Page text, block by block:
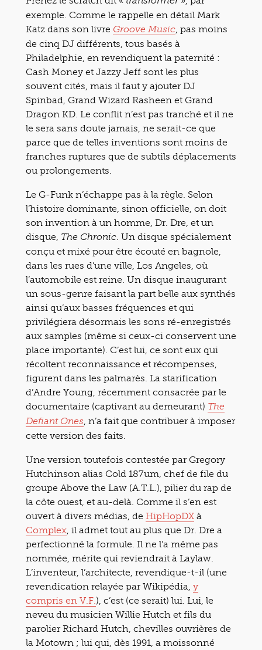
exemple. Comme le rappelle en détail Mark
Katz dans son livre Groove Music, pas moins
de cinq DJ différents, tous basés à
Philadelphie, en revendiquent la paternité :
Cash Money et Jazzy Jeff sont les plus
souvent cités, mais il faut y ajouter DJ
Spinbad, Grand Wizard Rasheen et Grand
Dragon KD. Le conflit n’est pas tranché et il ne
le sera sans doute jamais, ne serait-ce que
parce que de telles inventions sont moins de
franches ruptures que de subtils déplacements
ou prolongements.
Le G-Funk n’échappe pas à la règle. Selon
l’histoire dominante, sinon officielle, on doit
son invention à un homme, Dr. Dre, et un
disque, The Chronic. Un disque spécialement
conçu et mixé pour être écouté en bagnole,
dans les rues d’une ville, Los Angeles, où
l’automobile est reine. Un disque inaugurant
un sous-genre faisant la part belle aux synthés
ainsi qu’aux basses fréquences et qui
privilégiera désormais les sons ré-enregistrés
aux samples (même si ceux-ci conservent une
place importante). C’est lui, ce sont eux qui
récoltent reconnaissance et récompenses,
figurent dans les palmarès. La starification
d’Andre Young, récemment consacrée par le
documentaire (captivant au demeurant) The
Defiant Ones, n’a fait que contribuer à imposer
cette version des faits.
Une version toutefois contestée par Gregory
Hutchinson alias Cold 187um, chef de file du
groupe Above the Law (A.T.L.), pilier du rap de
la côte ouest, et au-delà. Comme il s’en est
ouvert à divers médias, de HipHopDX à
Complex, il admet tout au plus que Dr. Dre a
perfectionné la formule. Il ne l’a même pas
nommée, mérite qui reviendrait à Laylaw.
L’inventeur, l’architecte, revendique-t-il (une
revendication relayée par Wikipédia, y
compris en V.F.), c’est (ce serait) lui. Lui, le
neveu du musicien Willie Hutch et fils du
parolier Richard Hutch, chevilles ouvrières de
la Motown ; lui qui, dès 1991, a moissonné